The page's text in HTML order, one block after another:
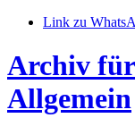
Link zu
Archiv
Allgemein